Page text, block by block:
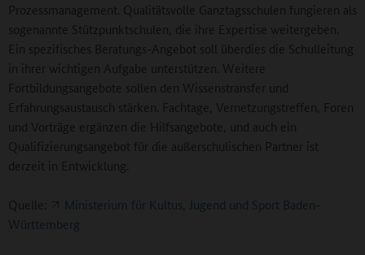
Prozessmanagement. Qualitätsvolle Ganztagsschulen fungieren als
sogenannte Stützpunktschulen, die ihre Expertise weitergeben.
Ein spezifisches Beratungs-Angebot soll überdies die Schulleitung
in ihrer wichtigen Aufgabe unterstützen. Weitere
Fortbildungsangebote sollen den Wissenstransfer und
Erfahrungsaustausch stärken. Fachtage, Vernetzungstreffen, Foren
und Vorträge ergänzen die Hilfsangebote, und auch ein
Qualifizierungsangebot für die außerschulischen Partner ist
derzeit in Entwicklung.
Quelle:
Ministerium für Kultus, Jugend und Sport Baden-
Württemberg